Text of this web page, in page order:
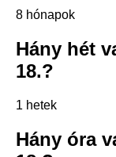
8 hónapok
Hány hét
18.?
1 hetek
Hány óra